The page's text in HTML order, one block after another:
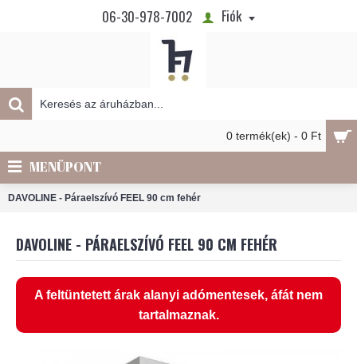
06-30-978-7002 Fiók
0 termék(ek) - 0 Ft
MENÜPONT
DAVOLINE - Páraelszívó FEEL 90 cm fehér
DAVOLINE - PÁRAELSZÍVÓ FEEL 90 CM FEHÉR
A feltüntetett árak alanyi adómentesek, áfát nem
tartalmaznak.